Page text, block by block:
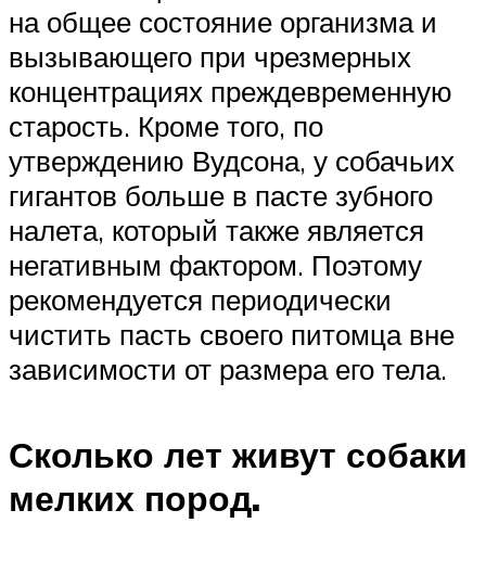
на общее состояние организма и
вызывающего при чрезмерных
концентрациях преждевременную
старость. Кроме того, по
утверждению Вудсона, у собачьих
гигантов больше в пасте зубного
налета, который также является
негативным фактором. Поэтому
рекомендуется периодически
чистить пасть своего питомца вне
зависимости от размера его тела.
Сколько лет живут собаки
мелких пород.